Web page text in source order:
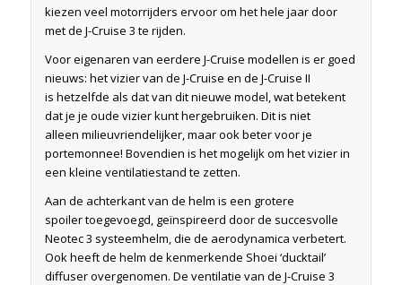
kiezen veel motorrijders ervoor om het hele jaar door
met de J-Cruise 3 te rijden.
Voor eigenaren van eerdere J-Cruise modellen is er goed
nieuws: het vizier van de J-Cruise en de J-Cruise II
is hetzelfde als dat van dit nieuwe model, wat betekent
dat je je oude vizier kunt hergebruiken. Dit is niet
alleen milieuvriendelijker, maar ook beter voor je
portemonnee! Bovendien is het mogelijk om het vizier in
een kleine ventilatiestand te zetten.
Aan de achterkant van de helm is een grotere
spoiler toegevoegd, geïnspireerd door de succesvolle
Neotec 3 systeemhelm, die de aerodynamica verbetert.
Ook heeft de helm de kenmerkende Shoei ‘ducktail’
diffuser overgenomen. De ventilatie van de J-Cruise 3